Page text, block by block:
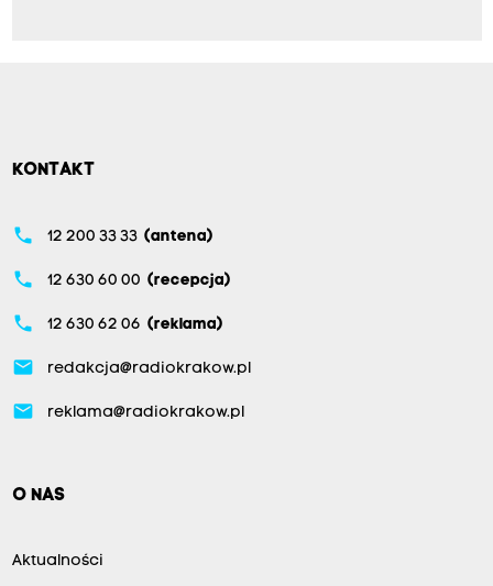
KONTAKT
phone 12 200 33 33 (antena)
phone 12 630 60 00 (recepcja)
phone 12 630 62 06 (reklama)
email redakcja@radiokrakow.pl
email reklama@radiokrakow.pl
O NAS
Aktualności